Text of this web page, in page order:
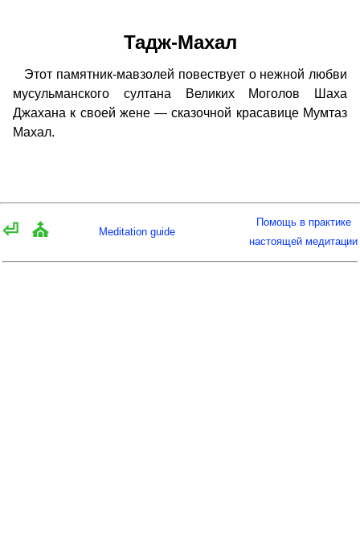
Тадж-Махал
Этот памятник-мавзолей повествует о нежной любви
мусульманского султана Великих Моголов Шаха
Джахана к своей жене — сказочной красавице Мумтаз
Махал.
⏎ ⛪ Meditation guide
Помощь в практике
настоящей медитации